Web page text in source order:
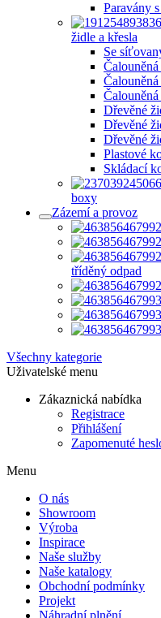
Paravány
židle a křesla
Se
Dřevěné
Dřevěné
Dřevěné
Plastové
Skládací
boxy
Zázemí a provoz
tříděný odpad
Všechny kategorie
Uživatelské menu
Zákaznická nabídka
Registrace
Přihlášení
Zapomenuté
Menu
O nás
Showroom
Výroba
Inspirace
Naše služby
Naše katalogy
Obchodní podmínky
Projekt
Náhradní plnění